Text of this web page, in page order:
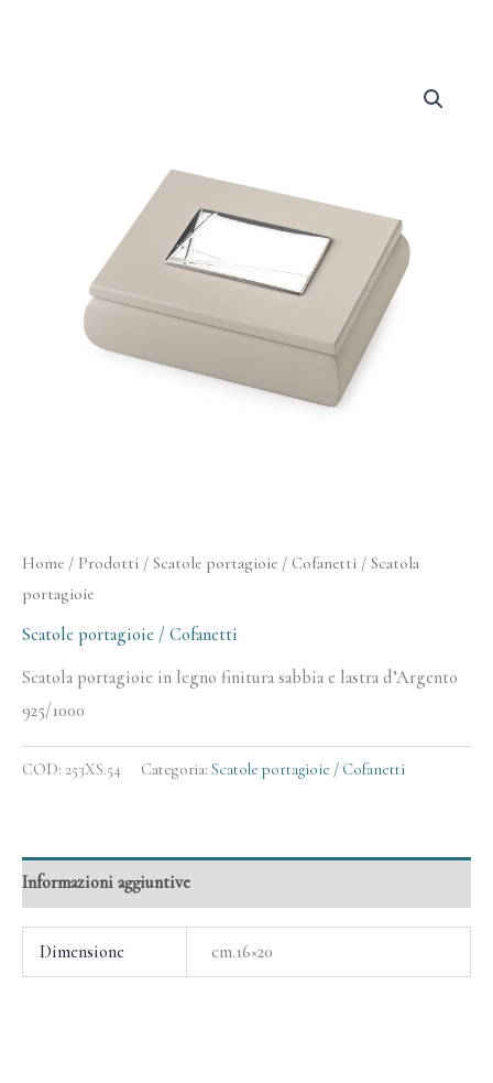
Home / Prodotti / Scatole portagioie / Cofanetti / Scatola
portagioie
Scatole portagioie / Cofanetti
Scatola portagioie in legno finitura sabbia e lastra d’Argento
925/1000
COD: 253XS.54 Categoria: Scatole portagioie / Cofanetti
Informazioni aggiuntive
Dimensione cm.16×20